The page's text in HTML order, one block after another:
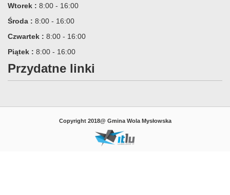
Wtorek : 8:00 - 16:00
Środa : 8:00 - 16:00
Czwartek : 8:00 - 16:00
Piątek : 8:00 - 16:00
Przydatne linki
Copyright 2018@ Gmina Wola Mysłowska